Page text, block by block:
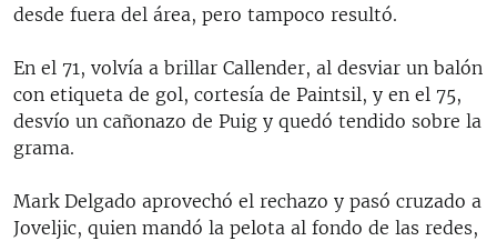
desde fuera del área, pero tampoco resultó.
En el 71, volvía a brillar Callender, al desviar un balón
con etiqueta de gol, cortesía de Paintsil, y en el 75,
desvío un cañonazo de Puig y quedó tendido sobre la
grama.
Mark Delgado aprovechó el rechazo y pasó cruzado a
Joveljic, quien mandó la pelota al fondo de las redes,